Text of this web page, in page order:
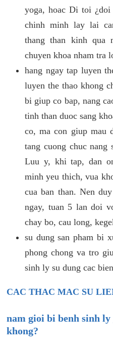
yoga, hoac Di toi
chinh minh lay lai
thang than kinh qua
chuyen khoa nham tra
hang ngay tap luyen
luyen the thao khong
bi giup co bap, nang
tinh than duoc sang
co, ma con giup mau
tang cuong chuc nang
Luu y, khi tap, dan
minh yeu thich, vua
cua ban than. Nen
ngay, tuan 5 lan doi
chay bo, cau long,
su dung san pham bi
phong chong va tro
sinh ly su dung cac
CAC THAC MAC SU
nam gioi bi benh sinh
khong?